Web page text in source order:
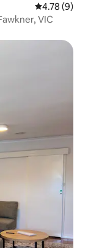
Calificación
4.78 (9)
VIC